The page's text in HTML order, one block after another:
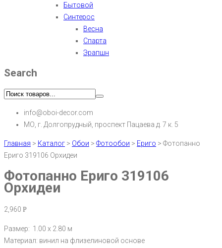
Бытовой
Синтерос
Весна
Спарта
Эрапшн
Search
info@oboi-decor.com
МО, г. Долгопрудный, проспект Пацаева д. 7 к. 5
Главная > Каталог > Обои > Фотообои > Ериго > Фотопанно
Ериго 319106 Орхидеи
Фотопанно Ериго 319106
Орхидеи
2,960 Р
Размер: 1.00 х 2.80 м
Материал: винил на флизелиновой основе